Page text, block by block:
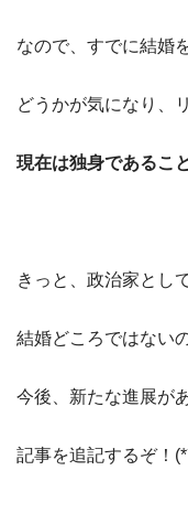
なので、すでに結婚
どうかが気になり、
現在は独身であるこ
きっと、政治家とし
結婚どころではない
今後、新たな進展が
記事を追記するぞ！